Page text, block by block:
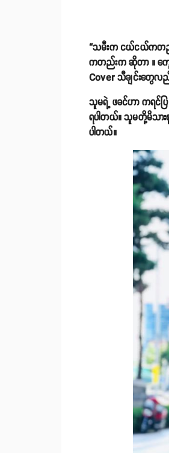
“သမီးက ငယ်ငယ်ကတည်
ကတည်းက ဆိုတာ ။ ကျေ
Cover သီချင်းတွေလ
သူမရဲ့ ဖခင်ဟာ ကရင်ပ
ရပါတယ်။ သူမတို့မိသားစု
ပါတယ်။